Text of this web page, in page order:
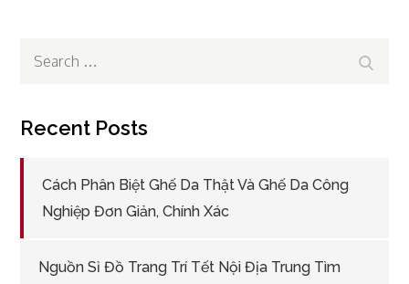
Search
Recent Posts
Cách Phân Biệt Ghế Da Thật Và Ghế Da Công
Nghiệp Đơn Giản, Chính Xác
Nguồn Sỉ Đồ Trang Trí Tết Nội Địa Trung Tìm